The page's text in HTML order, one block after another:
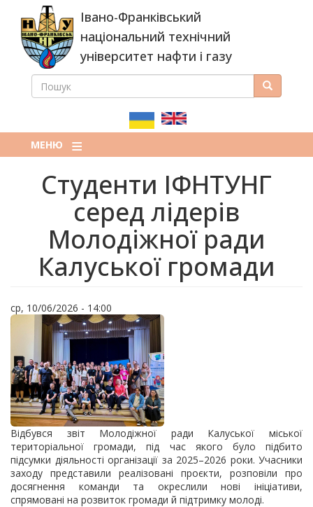
основного
вмісту
Івано-Франківський
національний технічний
університет нафти і газу
ПОШУКОВА
ПОШУК Пошук
МЕНЮ
Студенти ІФНТУНГ
серед лідерів
Молодіжної ради
Калуської громади
ср, 10/06/2026 - 14:00
Відбувся звіт Молодіжної ради Калуської міської
територіальної громади, під час якого було підбито
підсумки діяльності організації за 2025–2026 роки. Учасники
заходу представили реалізовані проєкти, розповіли про
досягнення команди та окреслили нові ініціативи,
спрямовані на розвиток громади й підтримку молоді.